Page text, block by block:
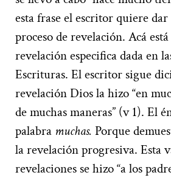
esta frase el escritor quiere
proceso de revelación. Acá
revelación especifica dada en
Escrituras. El escritor sigue
revelación Dios la hizo “en
de muchas maneras” (v 1). El
palabra muchas. Porque
la revelación progresiva. Esta
revelaciones se hizo “a los